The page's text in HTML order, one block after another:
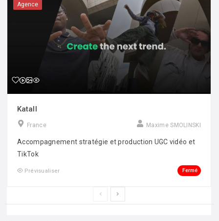
Agence
Katall
France Maxime SMOLINSKI
Accompagnement stratégie et production UGC vidéo et
TikTok
Prévisualiser Fermé